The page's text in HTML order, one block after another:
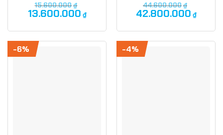
15.600.000₫
13.600.000 ₫
44.600.000₫
42.800.000 ₫
-6% -4%